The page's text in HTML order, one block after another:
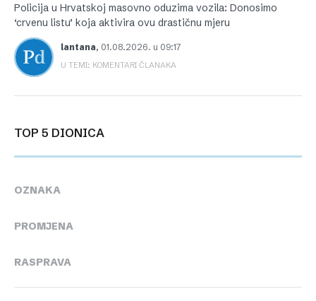
Policija u Hrvatskoj masovno oduzima vozila: Donosimo
‘crvenu listu’ koja aktivira ovu drastičnu mjeru
lantana, 01.08.2026. u 09:17
U TEMI: KOMENTARI ČLANAKA
TOP 5 DIONICA
OZNAKA
PROMJENA
RASPRAVA